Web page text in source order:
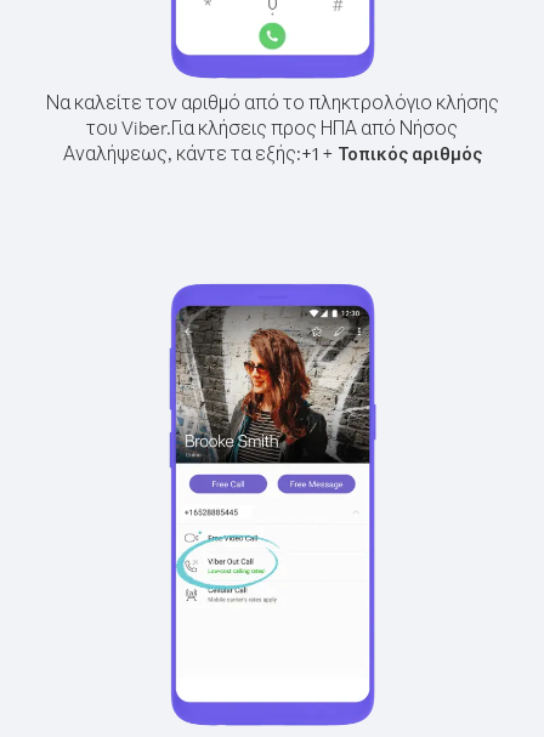
Να καλείτε τον αριθμό από το πληκτρολόγιο κλήσης
του Viber.Για κλήσεις προς ΗΠΑ από Νήσος
Αναλήψεως, κάντε τα εξής:+1+ Τοπικός αριθμός